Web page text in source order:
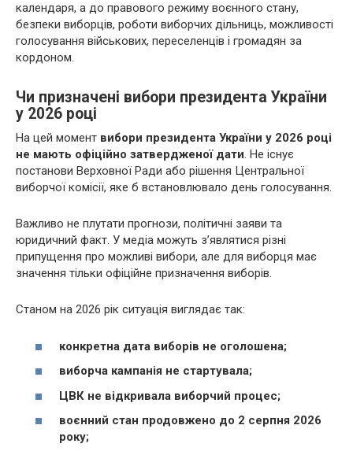
календаря, а до правового режиму воєнного стану,
безпеки виборців, роботи виборчих дільниць, можливості
голосування військових, переселенців і громадян за
кордоном.
Чи призначені вибори президента України
у 2026 році
На цей момент вибори президента України у 2026 році
не мають офіційно затвердженої дати. Не існує
постанови Верховної Ради або рішення Центральної
виборчої комісії, яке б встановлювало день голосування.
Важливо не плутати прогнози, політичні заяви та
юридичний факт. У медіа можуть з’являтися різні
припущення про можливі вибори, але для виборця має
значення тільки офіційне призначення виборів.
Станом на 2026 рік ситуація виглядає так:
конкретна дата виборів не оголошена;
виборча кампанія не стартувала;
ЦВК не відкривала виборчий процес;
воєнний стан продовжено до 2 серпня 2026
року;